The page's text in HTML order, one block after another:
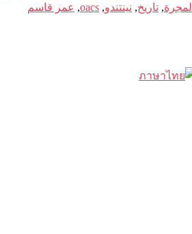
المجرة, تاريخ, نينتندو,
oacs
, عمر قاسم